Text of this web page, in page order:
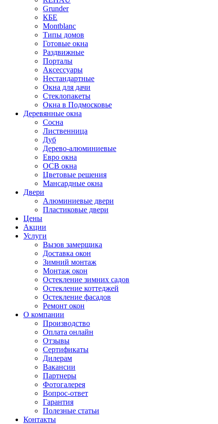
Grunder
КБЕ
Montblanc
Типы домов
Готовые окна
Раздвижные
Порталы
Аксессуары
Нестандартные
Окна для дачи
Стеклопакеты
Окна в Подмосковье
Деревянные окна
Сосна
Лиственница
Дуб
Дерево-алюминиевые
Евро окна
ОСВ окна
Цветовые решения
Мансардные окна
Двери
Алюминиевые двери
Пластиковые двери
Цены
Акции
Услуги
Вызов замерщика
Доставка окон
Зимний монтаж
Монтаж окон
Остекление зимних садов
Остекление коттеджей
Остекление фасадов
Ремонт окон
О компании
Производство
Оплата онлайн
Отзывы
Сертификаты
Дилерам
Вакансии
Партнеры
Фотогалерея
Вопрос-ответ
Гарантия
Полезные статьи
Контакты